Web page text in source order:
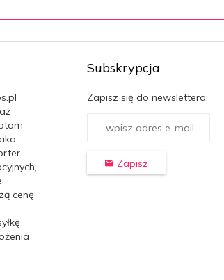
cenę
Subskrypcja
Zapisz się do newslettera:
Zapisz